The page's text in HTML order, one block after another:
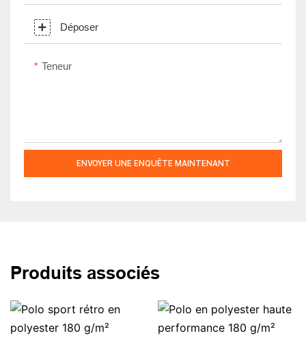
Déposer
Teneur
ENVOYER UNE ENQUÊTE MAINTENANT
Produits associés